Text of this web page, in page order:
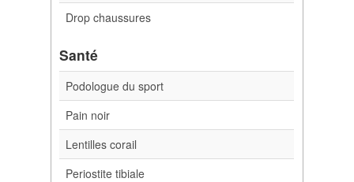
Drop chaussures
Santé
Podologue du sport
Pain noir
Lentilles corail
Periostite tibiale